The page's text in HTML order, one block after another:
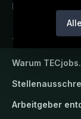
Ein Service der
TECjobs.at
Warum
Arbeitgeber